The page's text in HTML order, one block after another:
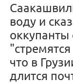
воду и
оккупанты
что в
длится